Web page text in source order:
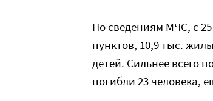
По сведениям МЧС, с
пунктов, 10,9 тыс.
детей. Сильнее всего
погибли 23 человека,